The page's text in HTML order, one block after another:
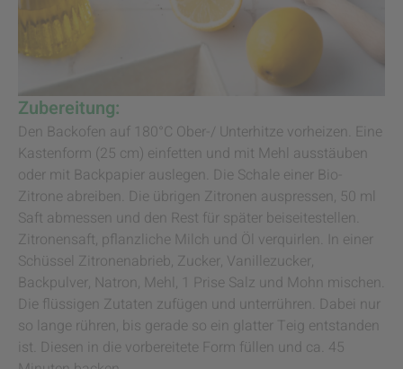
Zubereitung:
Den Backofen auf 180°C Ober-/ Unterhitze vorheizen. Eine
Kastenform (25 cm) einfetten und mit Mehl ausstäuben
oder mit Backpapier auslegen. Die Schale einer Bio-
Zitrone abreiben. Die übrigen Zitronen auspressen, 50 ml
Saft abmessen und den Rest für später beiseitestellen.
Zitronensaft, pflanzliche Milch und Öl verquirlen. In einer
Schüssel Zitronenabrieb, Zucker, Vanillezucker,
Backpulver, Natron, Mehl, 1 Prise Salz und Mohn mischen.
Die flüssigen Zutaten zufügen und unterrühren. Dabei nur
so lange rühren, bis gerade so ein glatter Teig entstanden
ist. Diesen in die vorbereitete Form füllen und ca. 45